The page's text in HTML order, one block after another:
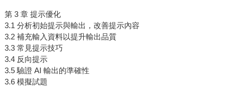
第 3 章 提示優化
3.1 分析初始提示與輸出，改善提示內容
3.2 補充輸入資料以提升輸出品質
3.3 常見提示技巧
3.4 反向提示
3.5 驗證 AI 輸出的準確性
3.6 模擬試題